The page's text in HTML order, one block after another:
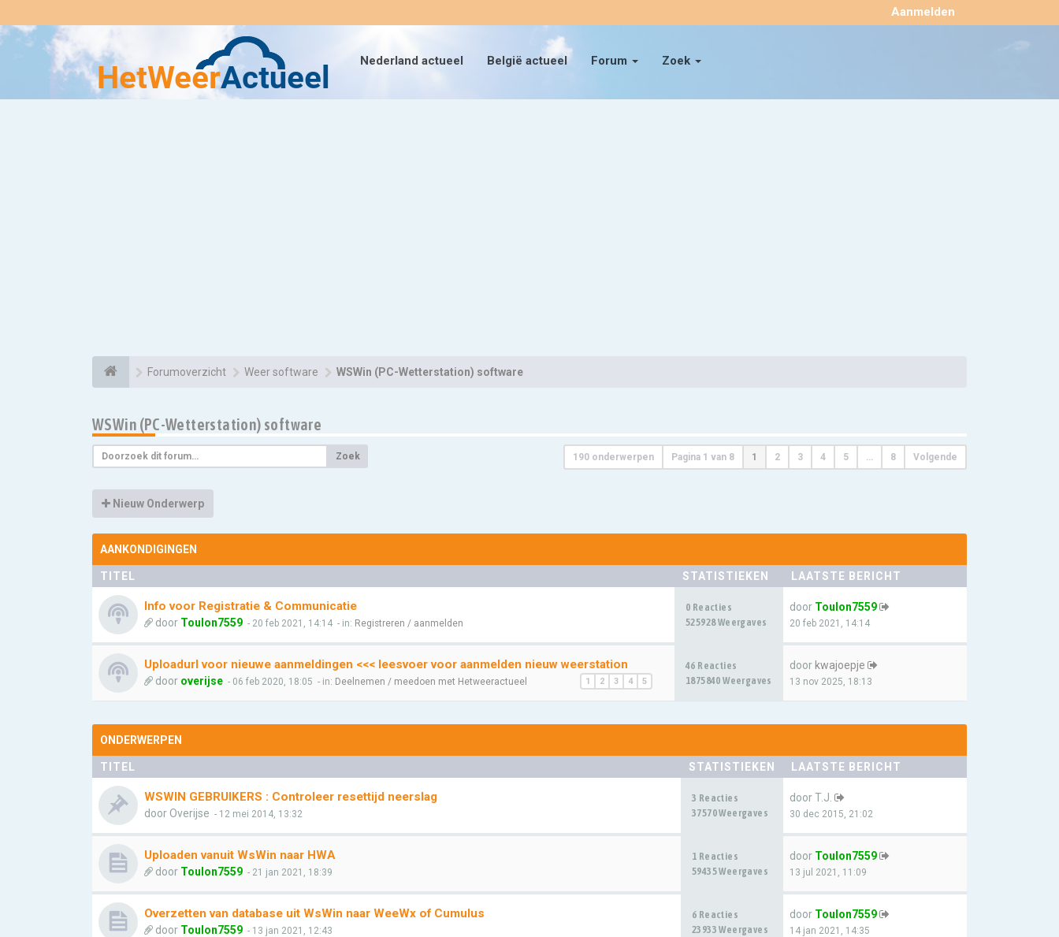
Nederland actueel België actueel Forum Zoek
Aanmelden ×
Forumoverzicht Weer software WSWin (PC-Wetterstation) software
WSWin (PC-Wetterstation) software
Zoek 190 onderwerpen Pagina 1 van 8 1 2 3 4 5 … 8 Volgende
Nieuw Onderwerp
AANKONDIGINGEN
TITEL STATISTIEKEN LAATSTE BERICHT
Info voor Registratie & Communicatie
door Toulon7559 - 20 feb 2021, 14:14 - in: Registreren / aanmelden
0 Reacties
525928 Weergaves
door Toulon7559
20 feb 2021, 14:14
Uploadurl voor nieuwe aanmeldingen <<< leesvoer voor aanmelden nieuw weerstation
1 2 3 4 5
door overijse - 06 feb 2020, 18:05 - in: Deelnemen / meedoen met Hetweeractueel
46 Reacties
1875840 Weergaves
door kwajoepje
13 nov 2025, 18:13
ONDERWERPEN
TITEL STATISTIEKEN LAATSTE BERICHT
WSWIN GEBRUIKERS : Controleer resettijd neerslag
door Overijse - 12 mei 2014, 13:32
3 Reacties
37570 Weergaves
doorT.J.
30 dec 2015, 21:02
Uploaden vanuit WsWin naar HWA
door Toulon7559 - 21 jan 2021, 18:39
1 Reacties
59435 Weergaves
door Toulon7559
13 jul 2021, 11:09
Overzetten van database uit WsWin naar WeeWx of Cumulus
door Toulon7559 - 13 jan 2021, 12:43
6 Reacties
23933 Weergaves
door Toulon7559
14 jan 2021, 14:35